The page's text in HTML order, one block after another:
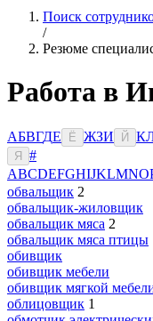
Поиск
/
Резюме
Работа в
АБВГДЕ Ё ЖЗИ Й К
Я
#
ABCDEFGHIJKLMNO
обвальщик 2
обвальщик-жиловщик
обвальщик мяса 2
обвальщик мяса птицы
обивщик
обивщик мебели
обивщик мягкой
облицовщик 1